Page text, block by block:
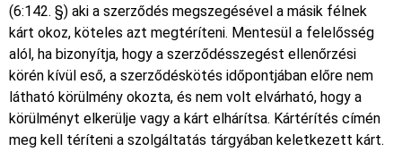
(6:142. §) aki a szerződés megszegésével a másik félnek
kárt okoz, köteles azt megtéríteni. Mentesül a felelősség
alól, ha bizonyítja, hogy a szerződésszegést ellenőrzési
körén kívül eső, a szerződéskötés időpontjában előre nem
látható körülmény okozta, és nem volt elvárható, hogy a
körülményt elkerülje vagy a kárt elhárítsa. Kártérítés címén
meg kell téríteni a szolgáltatás tárgyában keletkezett kárt.